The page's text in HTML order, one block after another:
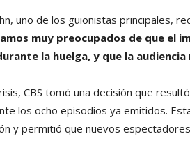
uno de los guionistas principales,
muy preocupados de que el
la huelga, y que la audiencia
CBS tomó una decisión que
los ocho episodios ya emitidos.
y permitió que nuevos